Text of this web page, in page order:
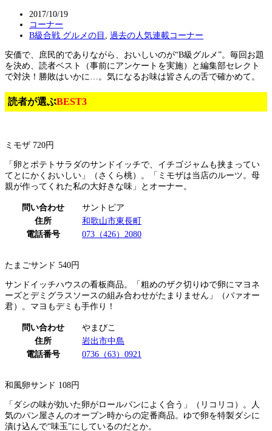
2017/10/19
コーナー
B級合戦 グルメの目
過去の人気連載コーナー
安価で、庶民的でありながら、おいしいのが“B級グルメ”。毎回お題
を決め、読者ベスト（事前にアンケートを実施）と編集部セレクト
で対決！勝敗はいかに…。気になるお味は皆さんの舌で確かめて。
読者が選ぶBEST3
ミモザ 720円
「卵とポテトサラダのサンドイッチで、イチゴジャムも挟まってい
てとにかくおいしい」（さくら桃）。「ミモザは当店のルーツ。母
親が作ってくれた私の大好きな味」とオーナー。
問い合わせ
サントピア
住所
和歌山市東長町
電話番号
073（426）2080
たまごサンド 540円
サンドイッチハウスの看板商品。「粗めのザク切りゆで卵にマヨネ
ーズとデミグラスソースの組み合わせがたまりません」（バァオー
君）。マヨもデミも手作り！
問い合わせ
やまびこ
住所
岩出市中島
電話番号
0736（63）0921
和風卵サンド 108円
「ダシの味が効いた卵がロールパンによく合う」（リコリコ）。人
気のパン屋さんのオープン時からの定番商品。ゆで卵を特製ダシに
漬け込んで“味玉”にしているのだとか。